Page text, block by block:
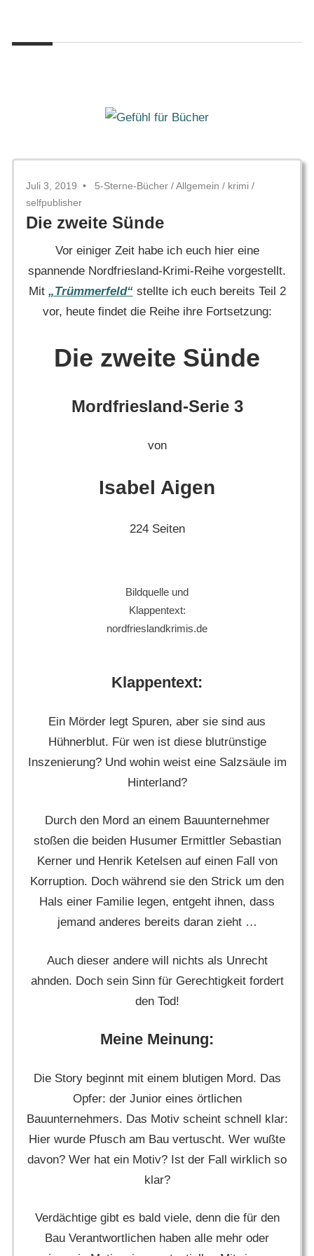
springen
Gefühl
für
Juli 3, 2019 5-Sterne-Bücher /Allgemein / krimi /
selfpublisher
Die zweite Sünde
Vor einiger Zeit habe ich euch hier eine
spannende Nordfriesland-Krimi-Reihe vorgestellt.
Mit „Trümmerfeld“stellte ich euch bereits Teil 2
vor, heute findet die Reihe ihre Fortsetzung:
Die zweite Sünde
Mordfriesland-Serie 3
von
Isabel Aigen
224 Seiten
Bildquelle und
Klappentext:
nordfrieslandkrimis.de
Klappentext:
Ein Mörder legt Spuren, aber sie sind aus
Hühnerblut. Für wen ist diese blutrünstige
Inszenierung? Und wohin weist eine Salzsäule im
Hinterland?
Durch den Mord an einem Bauunternehmer
stoßen die beiden Husumer Ermittler Sebastian
Kerner und Henrik Ketelsen auf einen Fall von
Korruption. Doch während sie den Strick um den
Hals einer Familie legen, entgeht ihnen, dass
jemand anderes bereits daran zieht …
Auch dieser andere will nichts als Unrecht
ahnden. Doch sein Sinn für Gerechtigkeit fordert
den Tod!
Meine Meinung:
Die Story beginnt mit einem blutigen Mord. Das
Opfer: der Junior eines örtlichen
Bauunternehmers. Das Motiv scheint schnell klar:
Hier wurde Pfusch am Bau vertuscht. Wer wußte
davon? Wer hat ein Motiv? Ist der Fall wirklich so
klar?
Verdächtige gibt es bald viele, denn die für den
Bau Verantwortlichen haben alle mehr oder